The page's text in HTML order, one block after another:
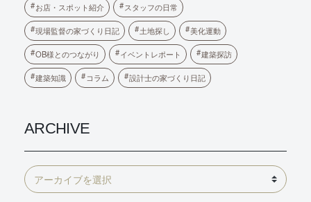
お店・スポット紹介 スタッフの日常
現場監督の家づくり日記 土地探し 美化運動
OB様とのつながり イベントレポート 建築探訪
建築知識 コラム 設計士の家づくり日記
ARCHIVE